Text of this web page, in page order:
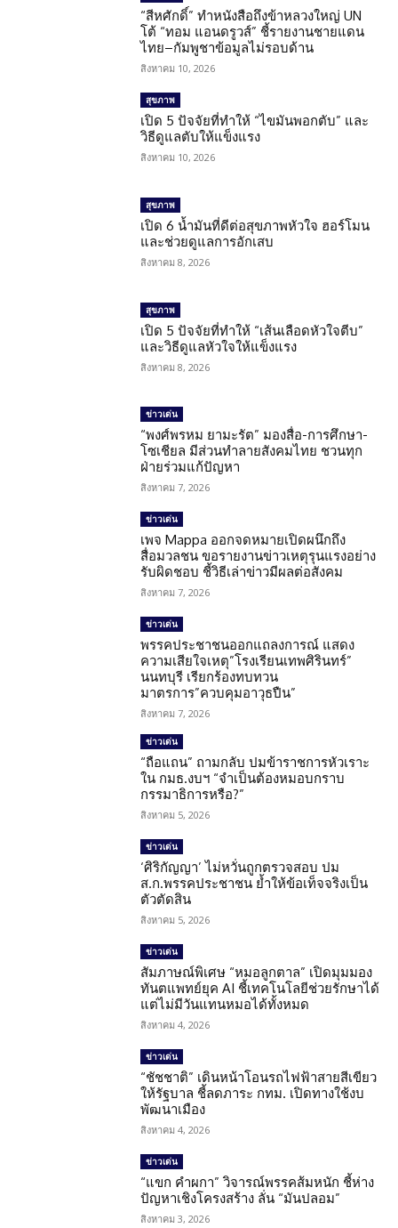
“สีหศักดิ์” ทำหนังสือถึงข้าหลวงใหญ่ UN
โต้ “ทอม แอนดรูวส์” ชี้รายงานชายแดน
ไทย–กัมพูชาข้อมูลไม่รอบด้าน
สิงหาคม 10, 2026
สุขภาพ
เปิด 5 ปัจจัยที่ทำให้ “ไขมันพอกตับ” และ
วิธีดูแลตับให้แข็งแรง
สิงหาคม 10, 2026
สุขภาพ
เปิด 6 น้ำมันที่ดีต่อสุขภาพหัวใจ ฮอร์โมน
และช่วยดูแลการอักเสบ
สิงหาคม 8, 2026
สุขภาพ
เปิด 5 ปัจจัยที่ทำให้ “เส้นเลือดหัวใจตีบ”
และวิธีดูแลหัวใจให้แข็งแรง
สิงหาคม 8, 2026
ข่าวเด่น
“พงศ์พรหม ยามะรัต” มองสื่อ-การศึกษา-
โซเชียล มีส่วนทำลายสังคมไทย ชวนทุก
ฝ่ายร่วมแก้ปัญหา
สิงหาคม 7, 2026
ข่าวเด่น
เพจ Mappa ออกจดหมายเปิดผนึกถึง
สื่อมวลชน ขอรายงานข่าวเหตุรุนแรงอย่าง
รับผิดชอบ ชี้วิธีเล่าข่าวมีผลต่อสังคม
สิงหาคม 7, 2026
ข่าวเด่น
พรรคประชาชนออกแถลงการณ์ แสดง
ความเสียใจเหตุ”โรงเรียนเทพศิรินทร์”
นนทบุรี เรียกร้องทบทวน
มาตรการ”ควบคุมอาวุธปืน”
สิงหาคม 7, 2026
ข่าวเด่น
“ถือแถน” ถามกลับ ปมข้าราชการหัวเราะ
ใน กมธ.งบฯ “จำเป็นต้องหมอบกราบ
กรรมาธิการหรือ?”
สิงหาคม 5, 2026
ข่าวเด่น
‘ศิริกัญญา’ ไม่หวั่นถูกตรวจสอบ ปม
ส.ก.พรรคประชาชน ย้ำให้ข้อเท็จจริงเป็น
ตัวตัดสิน
สิงหาคม 5, 2026
ข่าวเด่น
สัมภาษณ์พิเศษ “หมอลูกตาล” เปิดมุมมอง
ทันตแพทย์ยุค AI ชี้เทคโนโลยีช่วยรักษาได้
แต่ไม่มีวันแทนหมอได้ทั้งหมด
สิงหาคม 4, 2026
ข่าวเด่น
“ชัชชาติ” เดินหน้าโอนรถไฟฟ้าสายสีเขียว
ให้รัฐบาล ชี้ลดภาระ กทม. เปิดทางใช้งบ
พัฒนาเมือง
สิงหาคม 4, 2026
ข่าวเด่น
“แขก คำผกา” วิจารณ์พรรคส้มหนัก ชี้ห่าง
ปัญหาเชิงโครงสร้าง ลั่น “มันปลอม”
สิงหาคม 3, 2026